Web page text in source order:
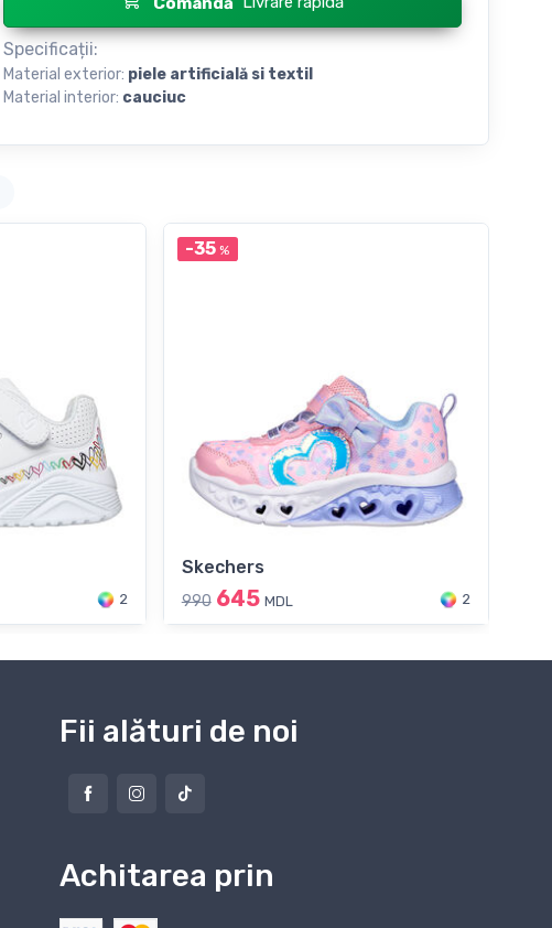
Specificații:
Material exterior: piele artificială si textil
Material interior: cauciuc
2
-35 %
Skechers
990 645 MDL 2
Fii alături de noi
Achitarea prin